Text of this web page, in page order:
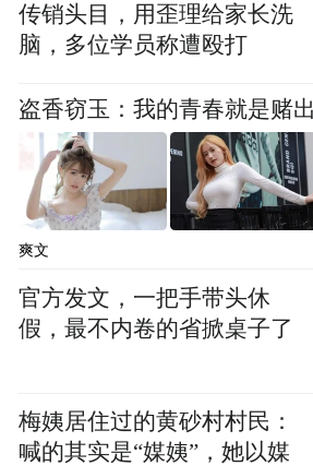
传销头目，用歪理给家长洗
脑，多位学员称遭殴打
盗香窃玉：我的青春就是赌
爽文
官方发文，一把手带头休
假，最不内卷的省掀桌子了
梅姨居住过的黄砂村村民：
喊的其实是“媒姨”，她以媒